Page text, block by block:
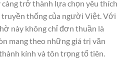
trở thành lựa chọn yêu thích
thống của người Việt. Với
này không chỉ đơn thuần là
mang theo những giá trị văn
kính và tôn trọng tổ tiên.